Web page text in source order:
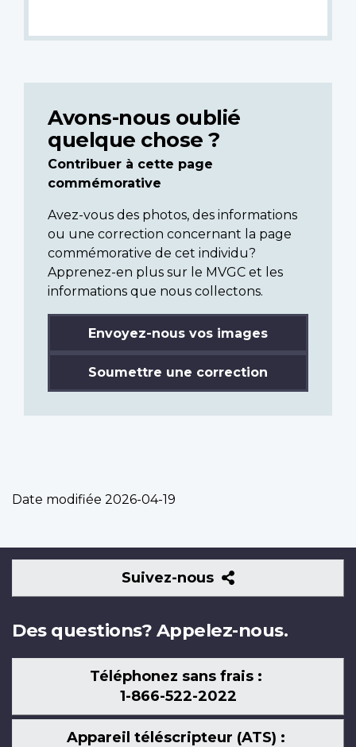
Avons-nous oublié
quelque chose ?
Contribuer à cette page
commémorative
Avez-vous des photos, des informations
ou une correction concernant la page
commémorative de cet individu?
Apprenez-en plus sur le MVGC et les
informations que nous collectons.
Envoyez-nous vos images
Soumettre une correction
Date modifiée 2026-04-19
Suivez-nous
Suivez-
nous
Des questions? Appelez-nous.
Téléphonez sans frais :
1-866-522-2022
Appareil téléscripteur (ATS) :